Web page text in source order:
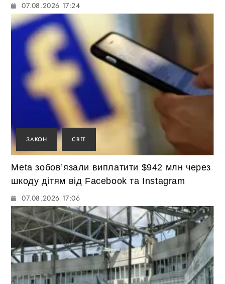
07.08.2026 17:24
ЗАКОН СВІТ
Meta зобов’язали виплатити $942 млн через
шкоду дітям від Facebook та Instagram
07.08.2026 17:06